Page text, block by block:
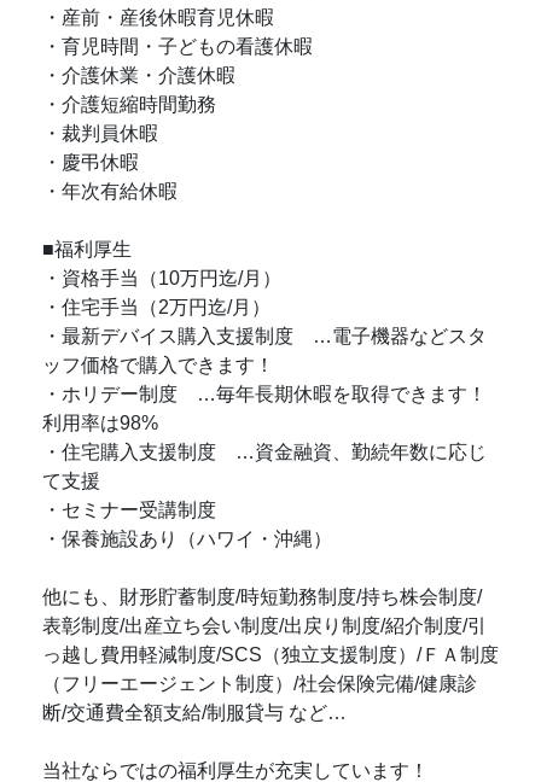
・産前・産後休暇育児休暇
・育児時間・子どもの看護休暇
・介護休業・介護休暇
・介護短縮時間勤務
・裁判員休暇
・慶弔休暇
・年次有給休暇
■福利厚生
・資格手当（10万円迄/月）
・住宅手当（2万円迄/月）
・最新デバイス購入支援制度 …電子機器などスタ
ッフ価格で購入できます！
・ホリデー制度 …毎年長期休暇を取得できます！
利用率は98%
・住宅購入支援制度 …資金融資、勤続年数に応じ
て支援
・セミナー受講制度
・保養施設あり（ハワイ・沖縄）
他にも、財形貯蓄制度/時短勤務制度/持ち株会制度/
表彰制度/出産立ち会い制度/出戻り制度/紹介制度/引
っ越し費用軽減制度/SCS（独立支援制度）/ＦＡ制度
（フリーエージェント制度）/社会保険完備/健康診
断/交通費全額支給/制服貸与 など…
当社ならではの福利厚生が充実しています！